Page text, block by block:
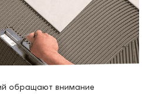
обращают внимание